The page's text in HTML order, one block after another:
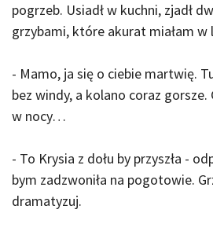
pogrzeb. Usiadł w kuchni, zjadł
grzybami, które akurat miałam w
- Mamo, ja się o ciebie martwię.
bez windy, a kolano coraz gorsze.
w nocy…
- To Krysia z dołu by przyszła -
bym zadzwoniła na pogotowie.
dramatyzuj.